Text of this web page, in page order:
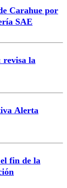
Carahue por
SAE
revisa la
Alerta
fin de la